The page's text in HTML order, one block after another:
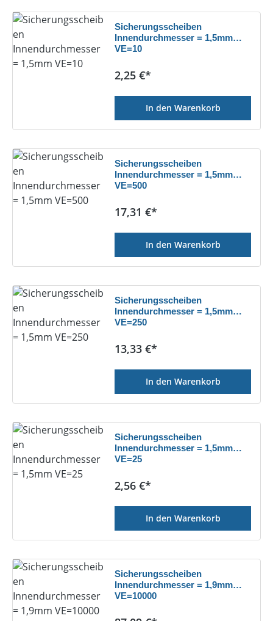
Sicherungsscheiben
Innendurchmesser = 1,5mm
VE=10
Regulärer Preis:
2,25 €*
In den Warenkorb
Sicherungsscheiben
Innendurchmesser = 1,5mm
VE=500
Regulärer Preis:
17,31 €*
In den Warenkorb
Sicherungsscheiben
Innendurchmesser = 1,5mm
VE=250
Regulärer Preis:
13,33 €*
In den Warenkorb
Sicherungsscheiben
Innendurchmesser = 1,5mm
VE=25
Regulärer Preis:
2,56 €*
In den Warenkorb
Sicherungsscheiben
Innendurchmesser = 1,9mm
VE=10000